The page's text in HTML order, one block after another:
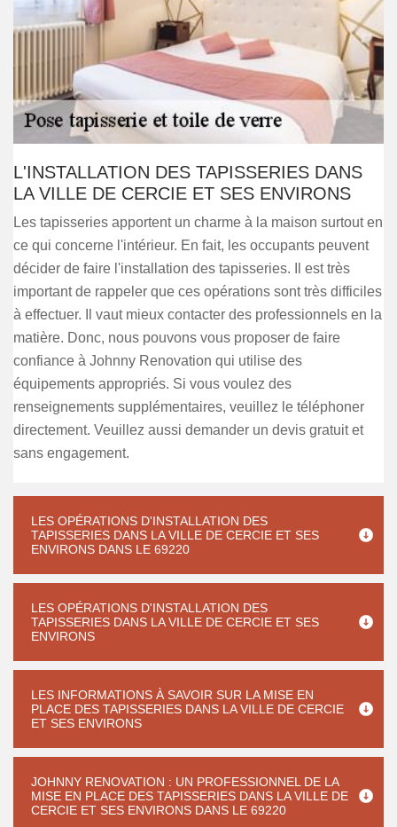
L'INSTALLATION DES TAPISSERIES DANS
LA VILLE DE CERCIE ET SES ENVIRONS
Les tapisseries apportent un charme à la maison surtout en
ce qui concerne l'intérieur. En fait, les occupants peuvent
décider de faire l'installation des tapisseries. Il est très
important de rappeler que ces opérations sont très difficiles
à effectuer. Il vaut mieux contacter des professionnels en la
matière. Donc, nous pouvons vous proposer de faire
confiance à Johnny Renovation qui utilise des
équipements appropriés. Si vous voulez des
renseignements supplémentaires, veuillez le téléphoner
directement. Veuillez aussi demander un devis gratuit et
sans engagement.
LES OPÉRATIONS D'INSTALLATION DES
TAPISSERIES DANS LA VILLE DE CERCIE ET SES
ENVIRONS DANS LE 69220
LES OPÉRATIONS D'INSTALLATION DES
TAPISSERIES DANS LA VILLE DE CERCIE ET SES
ENVIRONS
LES INFORMATIONS À SAVOIR SUR LA MISE EN
PLACE DES TAPISSERIES DANS LA VILLE DE CERCIE
ET SES ENVIRONS
JOHNNY RENOVATION : UN PROFESSIONNEL DE LA
MISE EN PLACE DES TAPISSERIES DANS LA VILLE DE
CERCIE ET SES ENVIRONS DANS LE 69220